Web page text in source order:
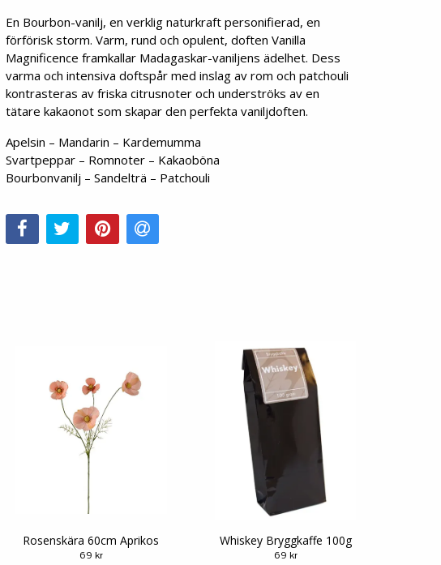
En Bourbon-vanilj, en verklig naturkraft personifierad, en
förförisk storm. Varm, rund och opulent, doften Vanilla
Magnificence framkallar Madagaskar-vaniljens ädelhet. Dess
varma och intensiva doftspår med inslag av rom och patchouli
kontrasteras av friska citrusnoter och underströks av en
tätare kakaonot som skapar den perfekta vaniljdoften.
Apelsin – Mandarin – Kardemumma
Svartpeppar – Romnoter – Kakaoböna
Bourbonvanilj – Sandelträ – Patchouli
Rosenskära 60cm Aprikos
69 kr
Whiskey Bryggkaffe 100g
69 kr